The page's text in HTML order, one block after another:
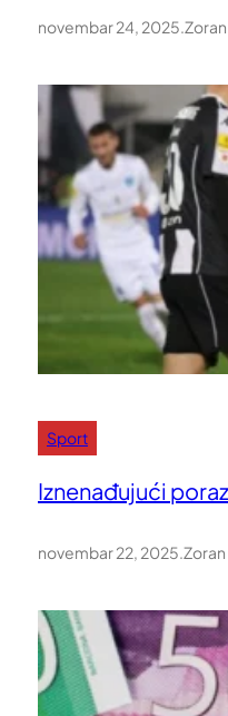
novembar 24, 2025.
Sport
Iznenađujući
novembar 22, 2025.